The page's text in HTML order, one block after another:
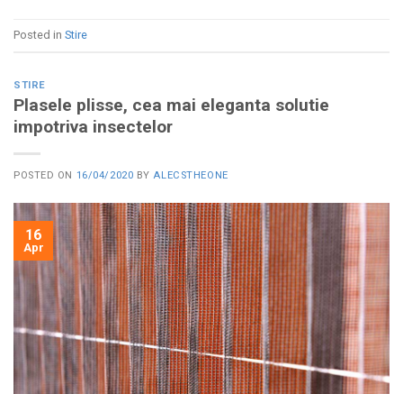
Posted in Stire
STIRE
Plasele plisse, cea mai eleganta solutie
impotriva insectelor
POSTED ON 16/04/2020 BYALECSTHEONE
16
Apr